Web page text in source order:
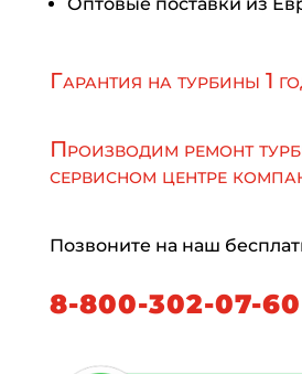
Оптовые поставки из
Гарантия на турбины 1
Производим ремонт
сервисном центре
Позвоните на наш
8-800-302-07-60